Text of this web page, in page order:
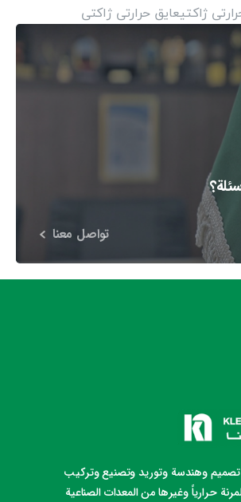
ژاکتیعایق حرارتی ژاکتی
تواصل معنا
تصميم وهندسة وتوريد وتصنيع وتركيب
حرارياً وغيرها من المعدات الصناعية